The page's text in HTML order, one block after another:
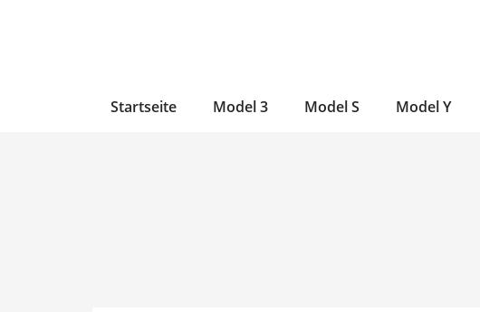
Startseite Model 3 Model S Model Y